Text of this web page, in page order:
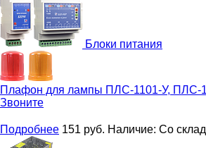
Блоки питания
Плафон для лампы ПЛС-1101-У, ПЛС-
Звоните
Подробнее 151 руб. Наличие: Со